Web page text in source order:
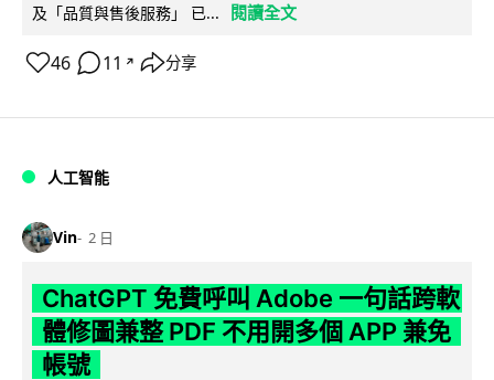
及「品質與售後服務」 已...
閱讀全文
46 11 ↗ 分享
人工智能
Vin 2 日
ChatGPT 免費呼叫 Adobe 一句話跨軟
體修圖兼整 PDF 不用開多個 APP 兼免
帳號